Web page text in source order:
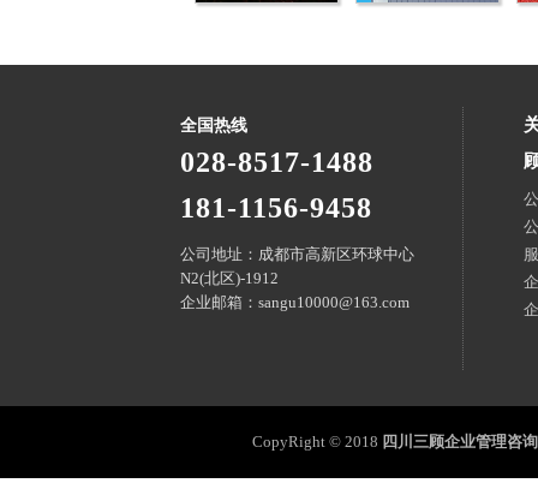
全国热线
028-8517-1488
181-1156-9458
公司地址：成都市高新区环球中心
N2(北区)-1912
企业邮箱：sangu10000@163.com
CopyRight © 2018 四川三顾企业管理咨